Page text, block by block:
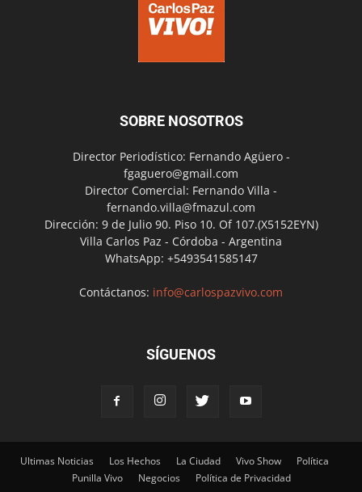
SOBRE NOSOTROS
Director Periodístico: Fernando Agüero -
fgaguero@gmail.com
Director Comercial: Fernando Villa -
fernando.villa@fmazul.com
Dirección: 9 de Julio 90. Piso 10. Of 107.(X5152EYN)
Villa Carlos Paz - Córdoba - Argentina
WhatsApp: +5493541585147
Contáctanos: info@carlospazvivo.com
SÍGUENOS
Ultimas Noticias Los Hechos La Ciudad Vivo Show
Política
Punilla Vivo
Negocios Política de Privacidad